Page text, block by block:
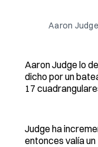
Aaron
Aaron Judge lo
dicho por un
17
Judge ha
entonces valía un